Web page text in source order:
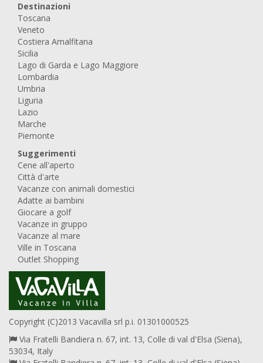
Destinazioni
Toscana
Veneto
Costiera Amalfitana
Sicilia
Lago di Garda e Lago Maggiore
Lombardia
Umbria
Liguria
Lazio
Marche
Piemonte
Suggerimenti
Cene all'aperto
Città d'arte
Vacanze con animali domestici
Adatte ai bambini
Giocare a golf
Vacanze in gruppo
Vacanze al mare
Ville in Toscana
Outlet Shopping
Copyright (C)2013 Vacavilla srl p.i. 01301000525
Via Fratelli Bandiera n. 67, int. 13, Colle di val d'Elsa (Siena),
53034, Italy